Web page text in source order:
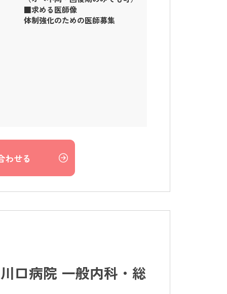
■求める医師像
体制強化のための医師募集
わせる
口病院 一般内科・総